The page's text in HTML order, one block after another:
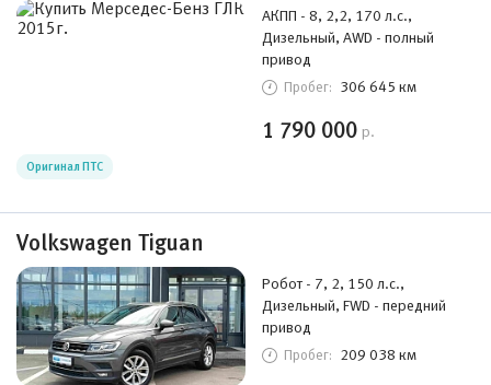
АКПП - 8, 2,2, 170 л.с.,
Дизельный, AWD - полный
привод
Пробег: 306 645 км
1 790 000 р.
Оригинал ПТС
Volkswagen Tiguan
Робот - 7, 2, 150 л.с.,
Дизельный, FWD - передний
привод
Пробег: 209 038 км